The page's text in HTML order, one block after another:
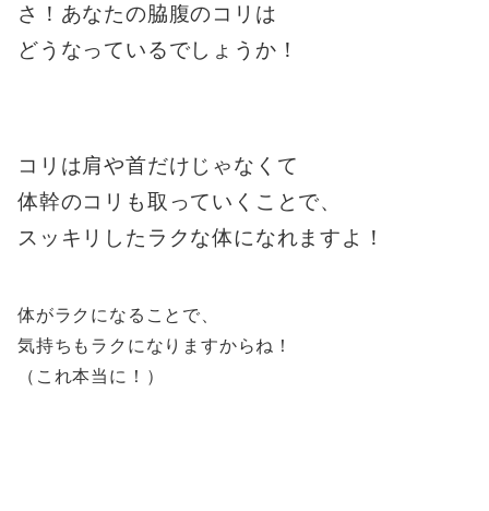
さ！あなたの脇腹のコリは
どうなっているでしょうか！
コリは肩や首だけじゃなくて
体幹のコリも取っていくことで、
スッキリしたラクな体になれますよ！
体がラクになることで、
気持ちもラクになりますからね！
（これ本当に！）